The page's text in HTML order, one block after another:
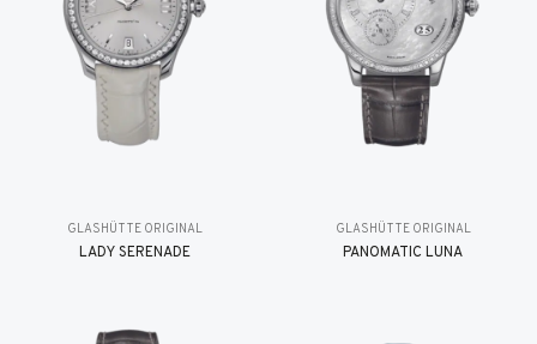
GLASHÜTTE ORIGINAL
LADY SERENADE
GLASHÜTTE ORIGINAL
PANOMATIC LUNA